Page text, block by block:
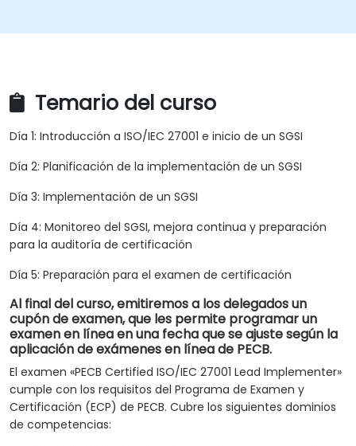
específico de una organización
apoyar a una organización en la planificación,
implementación, gestión, monitoreo y
Temario del curso
Día 1: Introducción a ISO/IEC 27001 e inicio de un SGSI
Día 2: Planificación de la implementación de un SGSI
Día 3: Implementación de un SGSI
Día 4: Monitoreo del SGSI, mejora continua y preparación
para la auditoría de certificación
Día 5: Preparación para el examen de certificación
Al final del curso, emitiremos a los delegados un
cupón de examen, que les permite programar un
examen en línea en una fecha que se ajuste según la
aplicación de exámenes en línea de PECB.
El examen «PECB Certified ISO/IEC 27001 Lead Implementer»
cumple con los requisitos del Programa de Examen y
Certificación (ECP) de PECB. Cubre los siguientes dominios
de competencias: